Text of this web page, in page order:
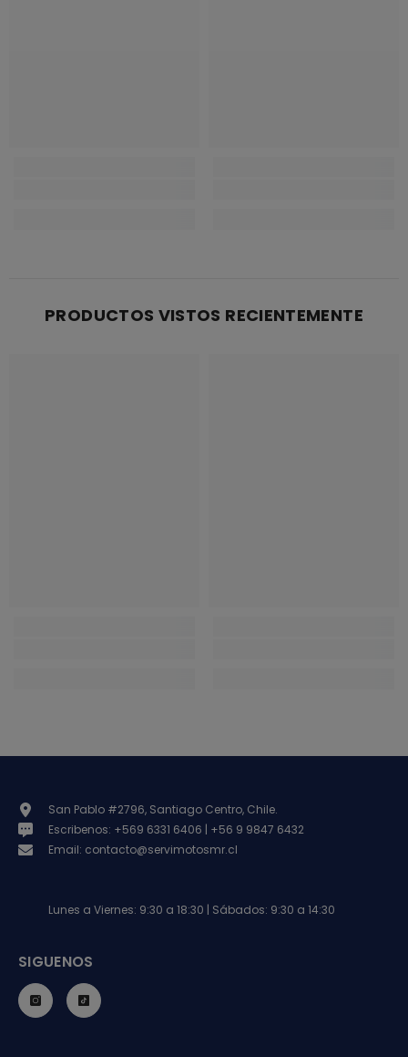
PRODUCTOS VISTOS RECIENTEMENTE
San Pablo #2796, Santiago Centro, Chile.
Escribenos: +569 6331 6406 | +56 9 9847 6432
Email: contacto@servimotosmr.cl
Lunes a Viernes: 9:30 a 18:30 | Sábados: 9:30 a 14:30
SIGUENOS